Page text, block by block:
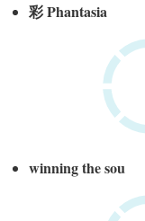
彩 Phantasia
winning the sou